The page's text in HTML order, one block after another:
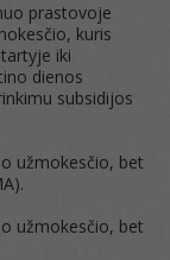
prastovoje
kuris
iki
dienos
subsidijos
užmokesčio, bet
užmokesčio, bet